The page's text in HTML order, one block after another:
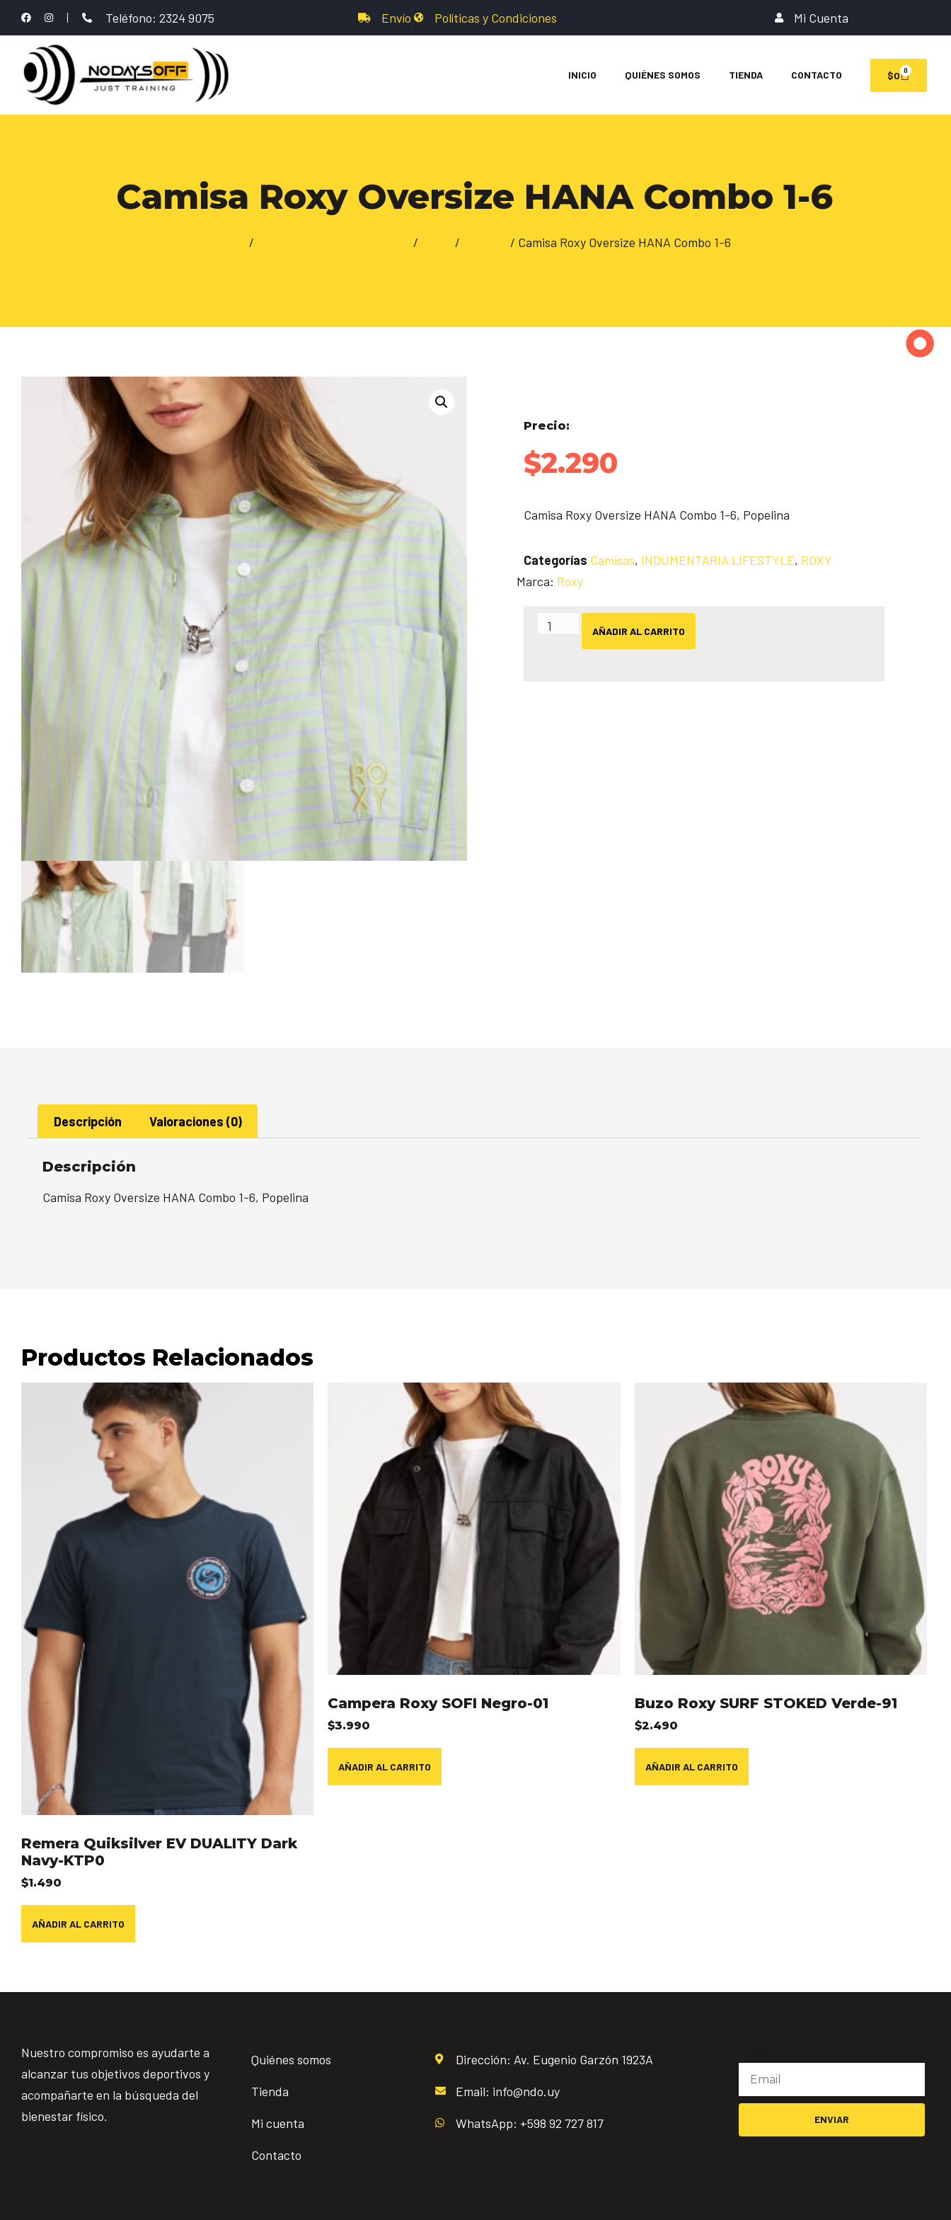
Teléfono: 2324 9075 Envío Políticas y Condiciones Mi Cuenta
INICIO QUIÉNES SOMOS TIENDA CONTACTO $0 0
Camisa Roxy Oversize HANA Combo 1-6
/ / / / Camisa Roxy Oversize HANA Combo 1-6
Precio:
$2.290
Camisa Roxy Oversize HANA Combo 1-6, Popelina
Categorías Camisas, INDUMENTARIA LIFESTYLE, ROXY
Marca: Roxy
AÑADIR AL CARRITO
Descripción Valoraciones (0)
Descripción
Camisa Roxy Oversize HANA Combo 1-6, Popelina
Productos Relacionados
Remera Quiksilver EV DUALITY Dark
Navy-KTP0
$1.490
AÑADIR AL CARRITO
Campera Roxy SOFI Negro-01
$3.990
AÑADIR AL CARRITO
Buzo Roxy SURF STOKED Verde-91
$2.490
AÑADIR AL CARRITO
Nuestro compromiso es ayudarte a
alcanzar tus objetivos deportivos y
acompañarte en la búsqueda del
bienestar físico.
Quiénes somos
Tienda
Mi cuenta
Contacto
Dirección: Av. Eugenio Garzón 1923A
Email: info@ndo.uy
WhatsApp: +598 92 727 817 ENVIAR